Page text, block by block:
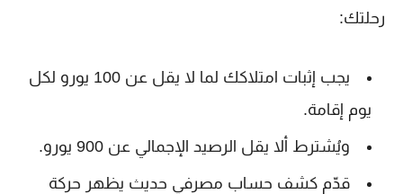
رحلتك:
يجب إثبات امتلاكك لما لا يقل عن
100 يورو لكل
يوم إقامة.
ويُشترط ألا يقل الرصيد الإجمالي عن 900 يورو .
قدّم كشف حساب مصرفي حديث يظهر حركة